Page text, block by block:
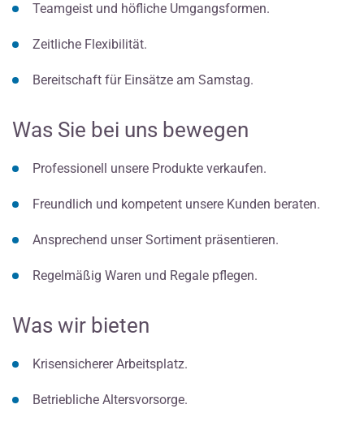
Teamgeist und höfliche Umgangsformen.
Zeitliche Flexibilität.
Bereitschaft für Einsätze am Samstag.
Was Sie bei uns bewegen
Professionell unsere Produkte verkaufen.
Freundlich und kompetent unsere Kunden beraten.
Ansprechend unser Sortiment präsentieren.
Regelmäßig Waren und Regale pflegen.
Was wir bieten
Krisensicherer Arbeitsplatz.
Betriebliche Altersvorsorge.